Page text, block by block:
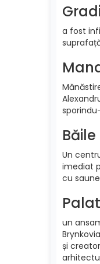
a fost
Un
imediat
cu
un
și